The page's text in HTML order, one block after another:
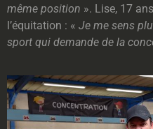
même position ». Lise, 17
l’équitation : « Je me sens
sport qui demande de la